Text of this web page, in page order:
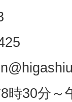
時30分～